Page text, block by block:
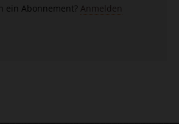
ein Abonnement? Anmelden